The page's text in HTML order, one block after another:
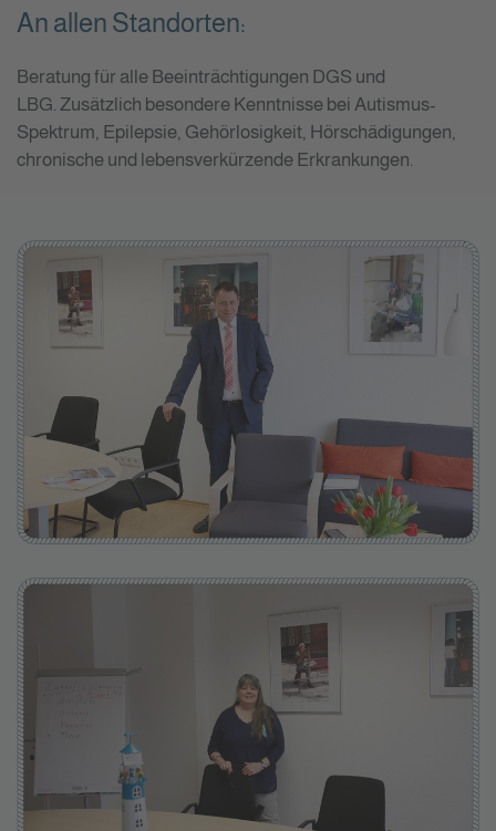
An allen Standorten:
Beratung für alle Beeinträchtigungen DGS und
LBG. Zusätzlich besondere Kenntnisse bei Autismus-
Spektrum, Epilepsie, Gehörlosigkeit, Hörschädigungen,
chronische und lebensverkürzende Erkrankungen.